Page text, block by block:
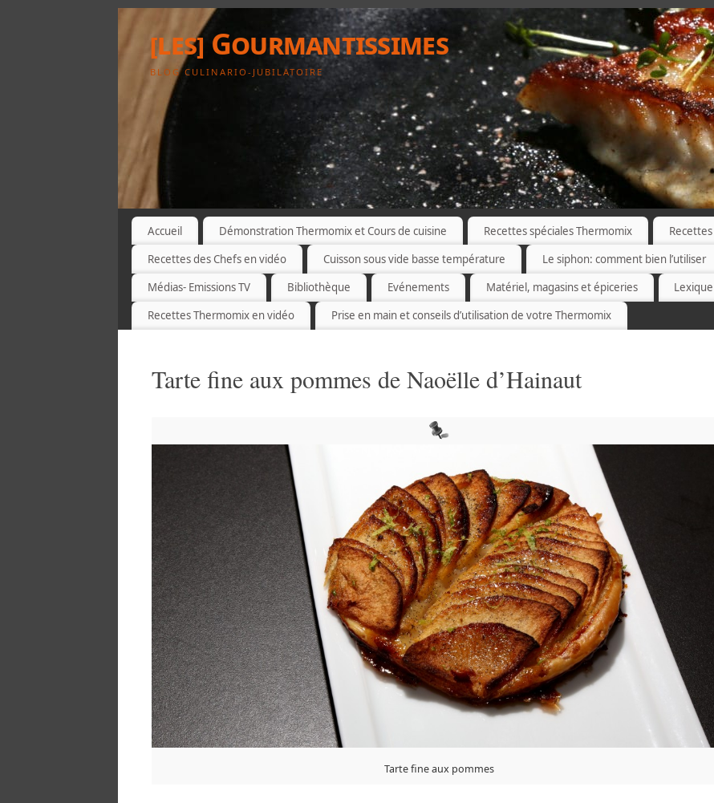
[les] Gourmantissimes
BLOG CULINARIO-JUBILATOIRE
Accueil Démonstration Thermomix et Cours de cuisine Recettes spéciales Thermomix Recettes
Recettes des Chefs en vidéo
Cuisson sous vide basse température Le siphon: comment bien l’utiliser
Médias- Emissions TV
Bibliothèque Evénements Matériel, magasins et épiceries Lexique
Recettes Thermomix en vidéo
Prise en main et conseils d’utilisation de votre Thermomix
Tarte fine aux pommes de Naoëlle d’Hainaut
Tarte fine aux pommes